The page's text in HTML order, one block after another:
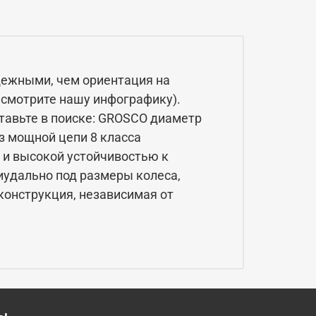
чем ориентация на
нашу инфографику).
в поиске: GROSCO диаметр
мощной цепи 8 класса
высокой устойчивостью к
под размеры колеса,
независимая от